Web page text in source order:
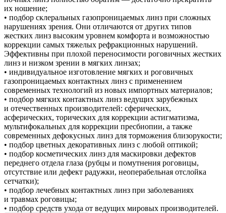
их ношение;
• подбор склеральных газопроницаемых линз при сложных
нарушениях зрения. Они отличаются от других типов
жестких линз высоким уровнем комфорта и возможностью
коррекции самых тяжелых рефракционных нарушений.
Эффективны при плохой переносимости роговичных жестких
линз и низком зрении в мягких линзах;
• индивидуальное изготовление мягких и роговичных
газопроницаемых контактных линз с применением
современных технологий из новых импортных материалов;
• подбор мягких контактных линз ведущих зарубежных
и отечественных производителей: сферических,
асферических, торических для коррекции астигматизма,
мультифокальных для коррекции пресбиопии, а также
современных дефокусных линз для торможения близорукости;
• подбор цветных декоративных линз с любой оптикой;
• подбор косметических линз для маскировки дефектов
переднего отдела глаза (рубцы и помутнения роговицы,
отсутствие или дефект радужки, неоперабельная отслойка
сетчатки);
• подбор лечебных контактных линз при заболеваниях
и травмах роговицы;
• подбор средств ухода от ведущих мировых производителей.